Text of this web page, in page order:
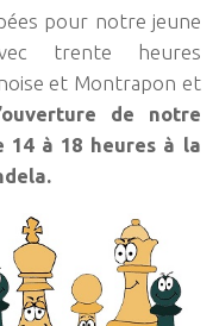
pour notre jeune
trente heures
et Montrapon et
de notre
14 à 18 heures à la